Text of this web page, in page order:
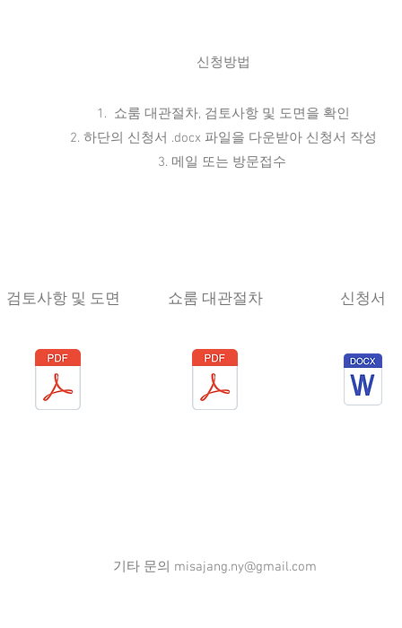
신청방법
1. 쇼룸 대관절차, 검토사항 및 도면을 확인
2. 하단의 신청서 .docx 파일을 다운받아 신청서 작성
3. 메일 또는 방문접수
​쇼룸 대관절차
​검토사항 및 도면 ​신청서
기타 문의 misajang.ny@gmail.com